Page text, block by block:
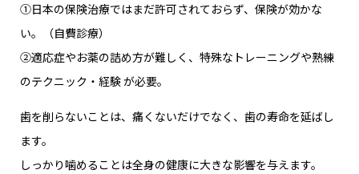
①日本の保険治療ではまだ許可されておらず、保険が効かな
い。（自費診療）
②適応症やお薬の詰め方が難しく、特殊なトレーニングや熟練
のテクニック・経験 が必要。
歯を削らないことは、痛くないだけでなく、歯の寿命を延ばし
ます。
しっかり噛めることは全身の健康に大きな影響を与えます。